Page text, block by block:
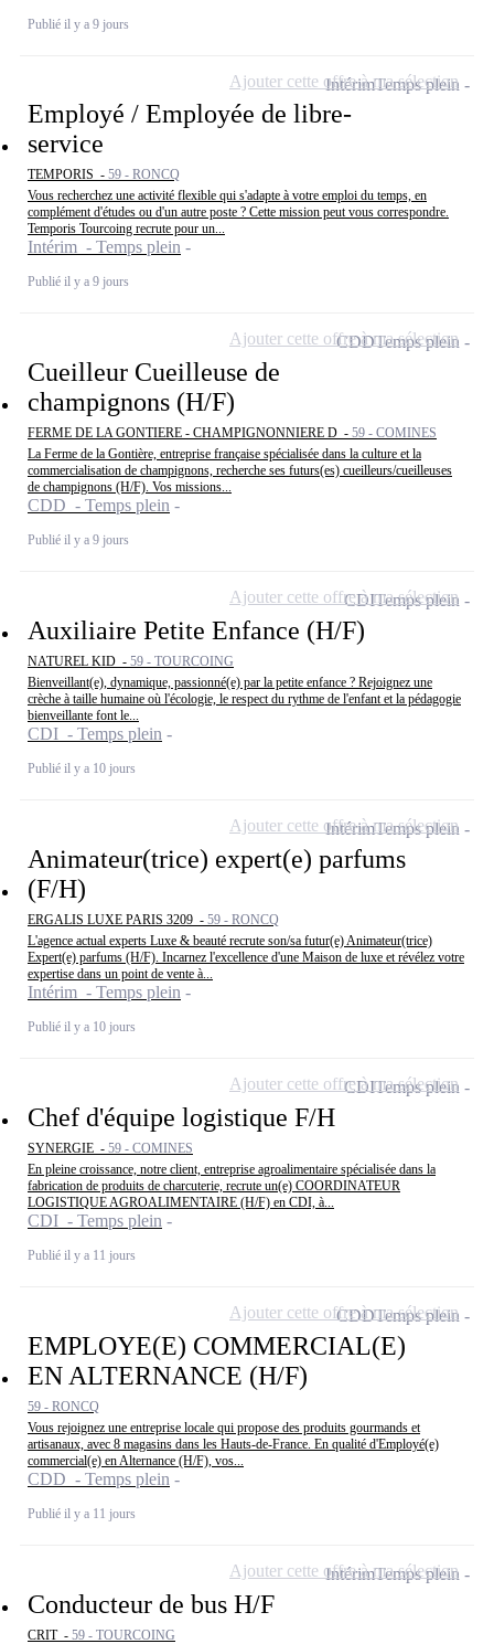
Publié il y a 9 jours
Employé / Employée de libre-
service
TEMPORIS - 59 - RONCQ
Vous recherchez une activité flexible qui s'adapte à votre emploi du temps, en
complément d'études ou d'un autre poste ? Cette mission peut vous correspondre.
Temporis Tourcoing recrute pour un...
Intérim - Temps plein
Publié il y a 9 jours
IntérimTemps plein
Ajouter cette offre à ma sélection
Cueilleur Cueilleuse de
champignons (H/F)
FERME DE LA GONTIERE - CHAMPIGNONNIERE D - 59 - COMINES
La Ferme de la Gontière, entreprise française spécialisée dans la culture et la
commercialisation de champignons, recherche ses futurs(es) cueilleurs/cueilleuses
de champignons (H/F). Vos missions...
CDD - Temps plein
Publié il y a 9 jours
CDDTemps plein
Ajouter cette offre à ma sélection
Auxiliaire Petite Enfance (H/F)
NATUREL KID - 59 - TOURCOING
Bienveillant(e), dynamique, passionné(e) par la petite enfance ? Rejoignez une
crèche à taille humaine où l'écologie, le respect du rythme de l'enfant et la pédagogie
bienveillante font le...
CDI - Temps plein
Publié il y a 10 jours
CDITemps plein
Ajouter cette offre à ma sélection
Animateur(trice) expert(e) parfums
(F/H)
ERGALIS LUXE PARIS 3209 - 59 - RONCQ
L'agence actual experts Luxe & beauté recrute son/sa futur(e) Animateur(trice)
Expert(e) parfums (H/F). Incarnez l'excellence d'une Maison de luxe et révélez votre
expertise dans un point de vente à...
Intérim - Temps plein
Publié il y a 10 jours
IntérimTemps plein
Ajouter cette offre à ma sélection
Chef d'équipe logistique F/H
SYNERGIE - 59 - COMINES
En pleine croissance, notre client, entreprise agroalimentaire spécialisée dans la
fabrication de produits de charcuterie, recrute un(e) COORDINATEUR
LOGISTIQUE AGROALIMENTAIRE (H/F) en CDI, à...
CDI - Temps plein
Publié il y a 11 jours
CDITemps plein
Ajouter cette offre à ma sélection
EMPLOYE(E) COMMERCIAL(E)
EN ALTERNANCE (H/F)
59 - RONCQ
Vous rejoignez une entreprise locale qui propose des produits gourmands et
artisanaux, avec 8 magasins dans les Hauts-de-France. En qualité d'Employé(e)
commercial(e) en Alternance (H/F), vos...
CDD - Temps plein
Publié il y a 11 jours
CDDTemps plein
Ajouter cette offre à ma sélection
Conducteur de bus H/F
CRIT - 59 - TOURCOING
IntérimTemps plein
Ajouter cette offre à ma sélection